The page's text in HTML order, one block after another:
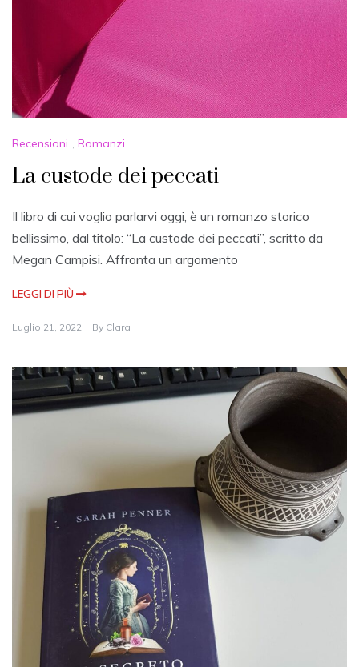
Recensioni , Romanzi
La custode dei peccati
Il libro di cui voglio parlarvi oggi, è un romanzo storico
bellissimo, dal titolo: “La custode dei peccati”, scritto da
Megan Campisi. Affronta un argomento
LEGGI DI PIÙ
Luglio 21, 2022 By Clara